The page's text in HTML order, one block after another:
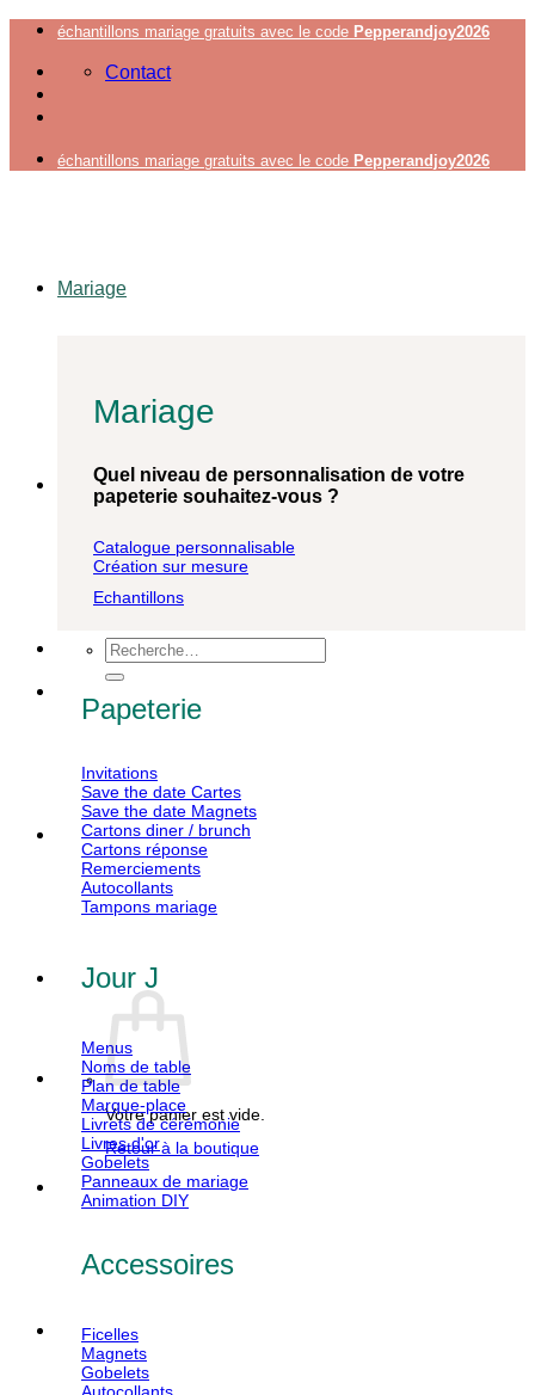
Passer
contenu
échantillons mariage gratuits avec le code Pepperandjoy2026
Contact
échantillons mariage gratuits avec le code Pepperandjoy2026
Recherche
pour :
Votre panier est vide.
Retour à la boutique
Mariage
Mariage
Quel niveau de personnalisation de votre
papeterie souhaitez-vous ?
Catalogue personnalisable
Création sur mesure
Echantillons
Papeterie
Invitations
Save the date Cartes
Save the date Magnets
Cartons diner / brunch
Cartons réponse
Remerciements
Autocollants
Tampons mariage
Jour J
Menus
Noms de table
Plan de table
Marque-place
Livrets de cérémonie
Livres d'or
Gobelets
Panneaux de mariage
Animation DIY
Accessoires
Ficelles
Magnets
Gobelets